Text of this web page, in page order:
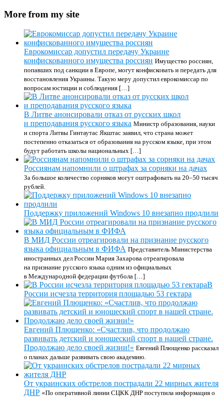
More from my site
Еврокомиссар допустил передачу Украине
конфискованного имущества россиян Имущество россиян,
попавших под санкции в Европе, могут конфисковать и передать для
восстановления Украины. Такую меру допустил еврокомиссар по
вопросам юстиции и соблюдения […]
В Литве анонсировали отказ от русских школ
и преподавания русского языка Министр образования, науки
и спорта Литвы Гинтаутас Якштас заявил, что страна может
постепенно отказаться от образования на русском языке, при этом
будут работать школы национальных […]
Россиянам напомнили о штрафах за сорняки на дачах
За большое количество сорняков могут оштрафовать на 20–50 тысяч
рублей.
Поддержку приложений Windows 10 внезапно продлили
В МИД России отреагировали на признание русского
языка официальным в ФИФА Представитель Министерства
иностранных дел России Мария Захарова отреагировала
на признание русского языка одним из официальных
в Международной федерации футбола […]
В
России исчезла территория площадью 53 гектара
Евгений Плющенко: «Счастлив, что продолжаю
развивать детский и юношеский спорт в нашей стране.
Продолжаю дело своей жизни!» Евгений Плющенко рассказал
о планах дальше развивать свою академию.
От украинских обстрелов пострадали 22 мирных жителя
ДНР «По оперативной линии СЦКК ДНР поступила информация о